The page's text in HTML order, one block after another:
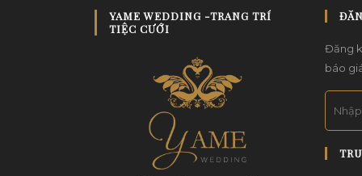
YAME WEDDING -TRANG TRÍ
TIỆC CƯỚI
Đăng
báo